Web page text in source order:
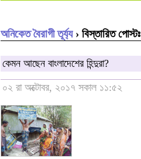
অনিকেত বৈরাগী তূর্য্য › বিস্তারিত পোস্টঃ
কেমন আছেন বাংলাদেশের হিন্দুরা?
০২ রা অক্টোবর, ২০১৭ সকাল ১১:৫২